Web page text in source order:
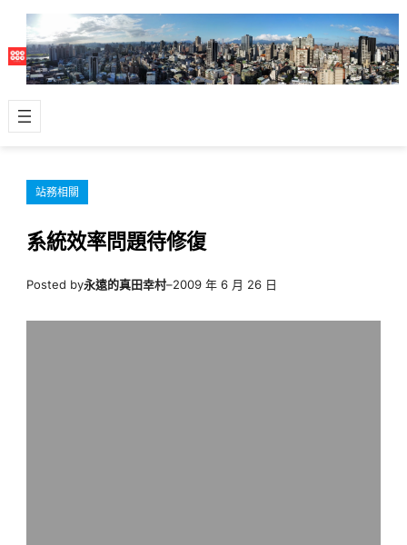
主
容
站務相關
系統效率問題待修復
Posted by永遠的真田幸村–2009 年 6 月 26 日